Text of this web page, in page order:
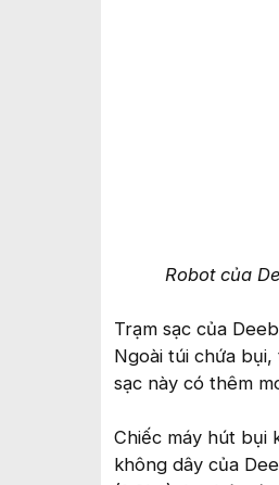
Robot của
Trạm sạc của
Ngoài túi chứa
sạc này có thêm
Chiếc máy hút bụi
không dây của